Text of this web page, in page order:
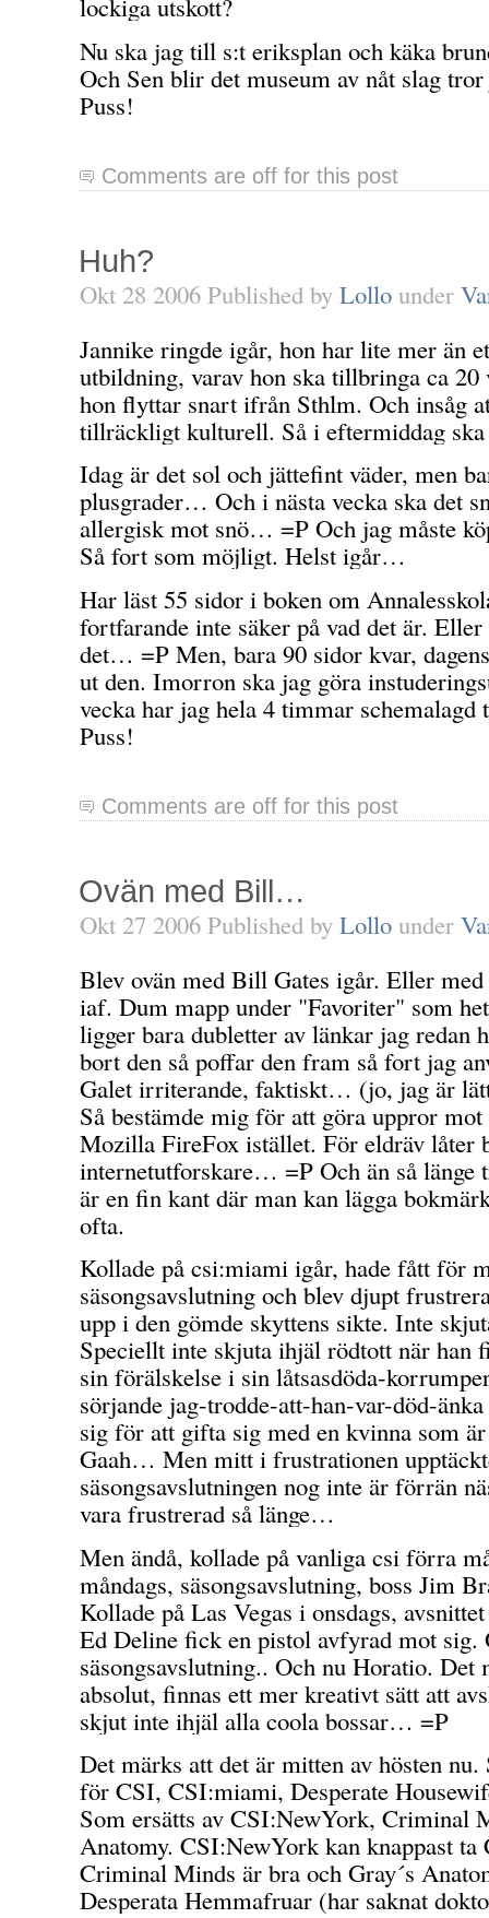
lockiga utskott?
Nu ska jag till s:t eriksplan och käka
Och Sen blir det museum av nåt slag
Puss!
Comments are off for this post
Huh?
Okt 28 2006 Published by Lollo under
Jannike ringde igår, hon har lite mer än
utbildning, varav hon ska tillbringa ca
hon flyttar snart ifrån Sthlm. Och insåg
tillräckligt kulturell. Så i eftermiddag
Idag är det sol och jättefint väder, men
plusgrader… Och i nästa vecka ska det
allergisk mot snö… =P Och jag måste
Så fort som möjligt. Helst igår…
Har läst 55 sidor i boken om
fortfarande inte säker på vad det är.
det… =P Men, bara 90 sidor kvar,
ut den. Imorron ska jag göra
vecka har jag hela 4 timmar
Puss!
Comments are off for this post
Ovän med Bill…
Okt 27 2006 Published by Lollo under
Blev ovän med Bill Gates igår. Eller
iaf. Dum mapp under "Favoriter" som
ligger bara dubletter av länkar jag redan
bort den så poffar den fram så fort jag
Galet irriterande, faktiskt… (jo, jag är
Så bestämde mig för att göra uppror
Mozilla FireFox istället. För eldräv låter
internetutforskare… =P Och än så länge
är en fin kant där man kan lägga
ofta.
Kollade på csi:miami igår, hade fått för
säsongsavslutning och blev djupt
upp i den gömde skyttens sikte. Inte
Speciellt inte skjuta ihjäl rödtott när han
sin förälskelse i sin låtsasdöda-
sörjande jag-trodde-att-han-var-död-
sig för att gifta sig med en kvinna som
Gaah… Men mitt i frustrationen
säsongsavslutningen nog inte är förrän
vara frustrerad så länge…
Men ändå, kollade på vanliga csi förra
måndags, säsongsavslutning, boss Jim
Kollade på Las Vegas i onsdags,
Ed Deline fick en pistol avfyrad mot
säsongsavslutning.. Och nu Horatio. Det
absolut, finnas ett mer kreativt sätt att
skjut inte ihjäl alla coola bossar… =P
Det märks att det är mitten av hösten nu.
för CSI, CSI:miami, Desperate
Som ersätts av CSI:NewYork, Criminal
Anatomy. CSI:NewYork kan knappast
Criminal Minds är bra och Gray´s
Desperata Hemmafruar (har saknat